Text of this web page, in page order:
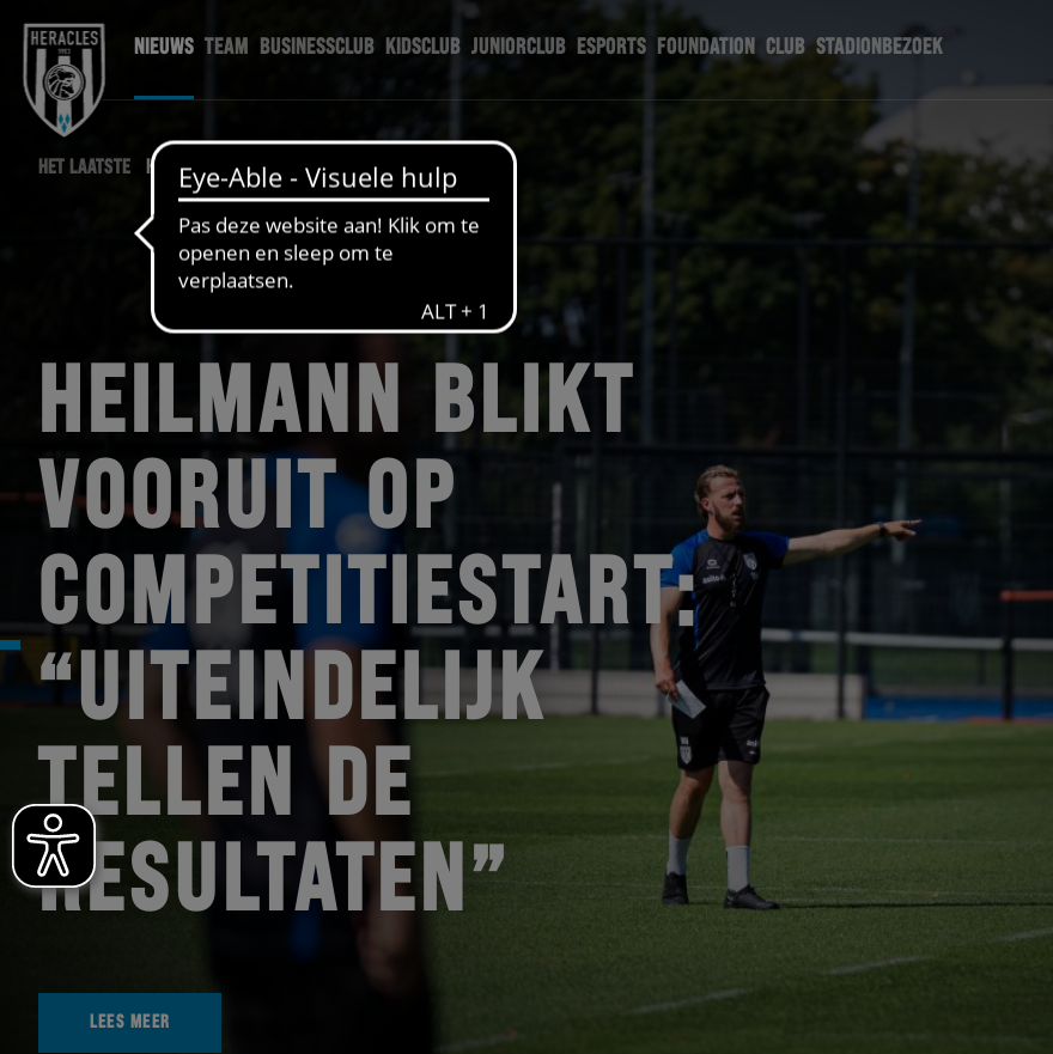
NIEUWS TEAM BUSINESSCLUB KIDSCLUB JUNIORCLUB ESPORTS FOUNDATION CLUB STADIONBEZOEK
HET LAATSTE HERACLES NIEUWS
HEILMANN BLIKT
VOORUIT OP
COMPETITIESTART:
“UITEINDELIJK
TELLEN DE
RESULTATEN”
LEES MEER